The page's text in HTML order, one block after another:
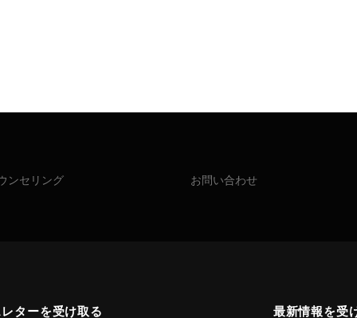
ンセリング お問い合わせ
ターを受け取る 最新情報を受